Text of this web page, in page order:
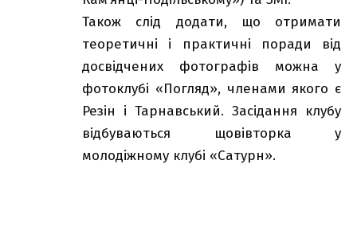
Також слід додати, що отримати
теоретичні і практичні поради від
досвідчених фотографів можна у
фотоклубі «Погляд», членами якого є
Резін і Тарнавський. Засідання клубу
відбуваються щовівторка у
молодіжному клубі «Сатурн».